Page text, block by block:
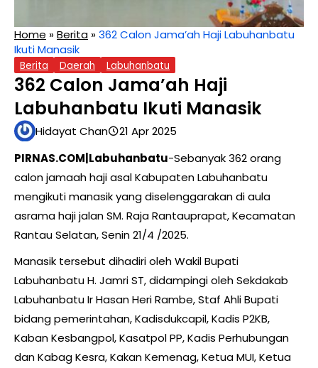
Home »Berita »362 Calon Jama’ah Haji Labuhanbatu
Ikuti Manasik
Berita Daerah Labuhanbatu
362 Calon Jama’ah Haji
Labuhanbatu Ikuti Manasik
Hidayat Chan
21 Apr 2025
PIRNAS.COM|Labuhanbatu-Sebanyak 362 orang
calon jamaah haji asal Kabupaten Labuhanbatu
mengikuti manasik yang diselenggarakan di aula
asrama haji jalan SM. Raja Rantauprapat, Kecamatan
Rantau Selatan, Senin 21/4 /2025.
Manasik tersebut dihadiri oleh Wakil Bupati
Labuhanbatu H. Jamri ST, didampingi oleh Sekdakab
Labuhanbatu Ir Hasan Heri Rambe, Staf Ahli Bupati
bidang pemerintahan, Kadisdukcapil, Kadis P2KB,
Kaban Kesbangpol, Kasatpol PP, Kadis Perhubungan
dan Kabag Kesra, Kakan Kemenag, Ketua MUI, Ketua